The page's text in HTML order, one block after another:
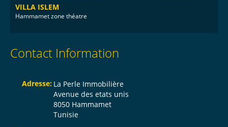
VILLA ISLEM
Hammamet zone théatre
Contact Information
Adresse: La Perle Immobilière
Avenue des etats unis
8050 Hammamet
Tunisie